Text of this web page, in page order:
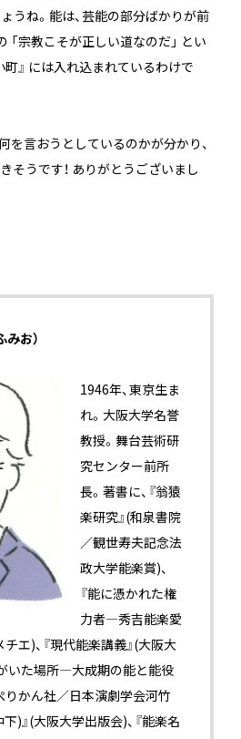
うね。能は、芸能の部分ばかりが前
「宗教こそが正しい道なのだ」 とい
町』 には入れ込まれているわけで
を言おうとしているのかが分かり、
そうです！ ありがとうございまし
みお）
1946年、東京生ま
れ。大阪大学名誉
教授。舞台芸術研
究センター前所
長。著書に、『翁猿
楽研究』(和泉書院
／観世寿夫記念法
政大学能楽賞)、
『能に憑かれた権
力者―秀吉能楽愛
エ)、『現代能楽講義』(大阪大
いた場所―大成期の能と能役
りかん社／日本演劇学会河竹
)』(大阪大学出版会)、『能楽名